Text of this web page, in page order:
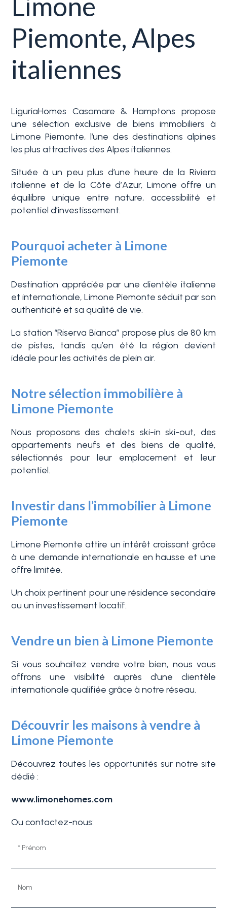
Piemonte, Alpes
italiennes
LiguriaHomes Casamare & Hamptons propose
une sélection exclusive de biens immobiliers à
Limone Piemonte, l’une des destinations alpines
les plus attractives des Alpes italiennes.
Située à un peu plus d’une heure de la Riviera
italienne et de la Côte d’Azur, Limone offre un
équilibre unique entre nature, accessibilité et
potentiel d’investissement.
Pourquoi acheter à Limone
Piemonte
Destination appréciée par une clientèle italienne
et internationale, Limone Piemonte séduit par son
authenticité et sa qualité de vie.
La station “Riserva Bianca” propose plus de 80 km
de pistes, tandis qu’en été la région devient
idéale pour les activités de plein air.
Notre sélection immobilière à
Limone Piemonte
Nous proposons des chalets ski-in ski-out, des
appartements neufs et des biens de qualité,
sélectionnés pour leur emplacement et leur
potentiel.
Investir dans l’immobilier à Limone
Piemonte
Limone Piemonte attire un intérêt croissant grâce
à une demande internationale en hausse et une
offre limitée.
Un choix pertinent pour une résidence secondaire
ou un investissement locatif.
Vendre un bien à Limone Piemonte
Si vous souhaitez vendre votre bien, nous vous
offrons une visibilité auprès d’une clientèle
internationale qualifiée grâce à notre réseau.
Découvrir les maisons à vendre à
Limone Piemonte
Découvrez toutes les opportunités sur notre site
dédié :
www.limonehomes.com
Ou contactez-nous:
* Prénom
Nom
Service
Immobilier
Ligurie
Blog
Contact
Favoris
(0)
Typologie
Choix
multiple
N'importe quel
Résidentiels
Terrains
Chambres
min.
1
2
Autres
-
Choix
Jardin
Balcon/Terrasse
Ascenseur